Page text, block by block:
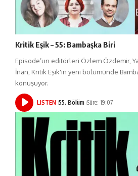
Kritik Eşik – 55: Bambaşka Biri
Episode’un editörleri Özlem Özdemir,
İnan, Kritik Eşik'in yeni bölümünde
konuşuyor.
LISTEN 55. Bölüm Süre: 19:07